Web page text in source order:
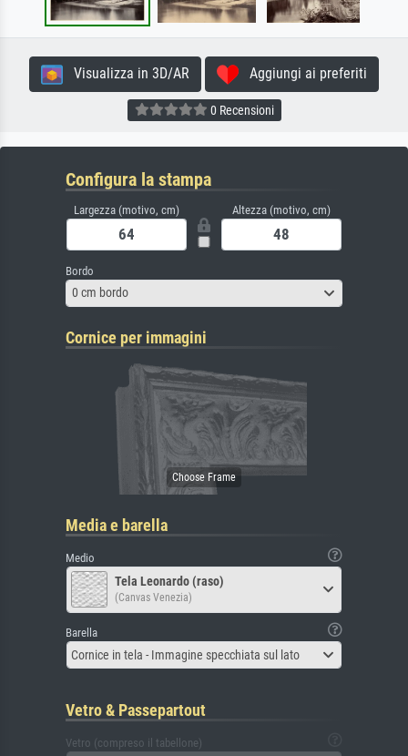
Visualizza in 3D/AR Aggiungi ai preferiti
0 Recensioni
Configura la stampa
Largezza (motivo, cm) Altezza (motivo, cm)
Bordo
0 cm bordo
Cornice per immagini
Media e barella
Medio
Tela Leonardo (raso)
(Canvas Venezia)
Barella
Cornice in tela - Immagine specchiata sul lato
Vetro & Passepartout
Vetro (compreso il tabellone)